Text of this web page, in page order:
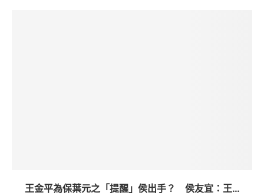
王金平為保葉元之「提醒」侯出手？ 侯友宜：王...